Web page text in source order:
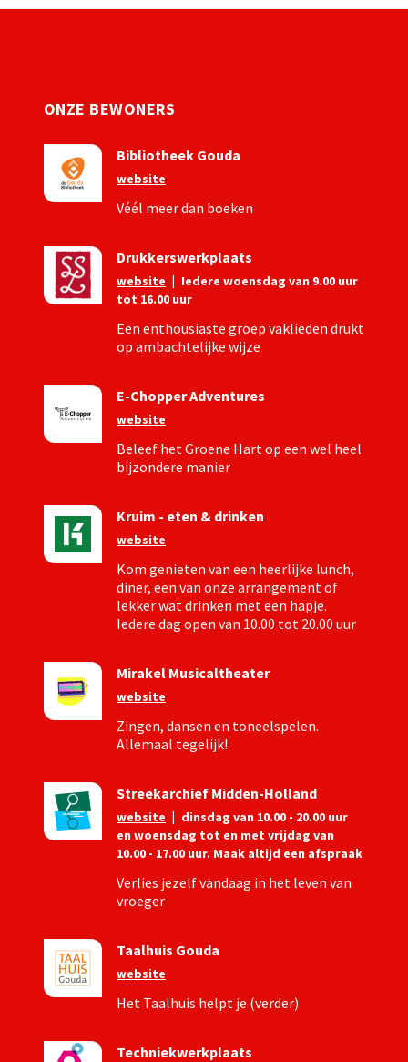
ONZE BEWONERS
Bibliotheek Gouda
website
Véél meer dan boeken
Drukkerswerkplaats
website | Iedere woensdag van 9.00 uur
tot 16.00 uur
Een enthousiaste groep vaklieden drukt
op ambachtelijke wijze
E-Chopper Adventures
website
Beleef het Groene Hart op een wel heel
bijzondere manier
Kruim - eten & drinken
website
Kom genieten van een heerlijke lunch,
diner, een van onze arrangement of
lekker wat drinken met een hapje.
Iedere dag open van 10.00 tot 20.00 uur
Mirakel Musicaltheater
website
Zingen, dansen en toneelspelen.
Allemaal tegelijk!
Streekarchief Midden-Holland
website | dinsdag van 10.00 - 20.00 uur
en woensdag tot en met vrijdag van
10.00 - 17.00 uur. Maak altijd een afspraak
Verlies jezelf vandaag in het leven van
vroeger
Taalhuis Gouda
website
Het Taalhuis helpt je (verder)
Techniekwerkplaats